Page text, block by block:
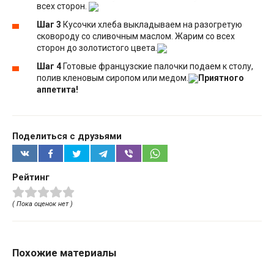
всех сторон.
Шаг 3 Кусочки хлеба выкладываем на разогретую
сковороду со сливочным маслом. Жарим со всех
сторон до золотистого цвета.
Шаг 4 Готовые французские палочки подаем к столу,
полив кленовым сиропом или медом.
Приятного
аппетита!
Поделиться с друзьями
Рейтинг
( Пока оценок нет )
Похожие материалы